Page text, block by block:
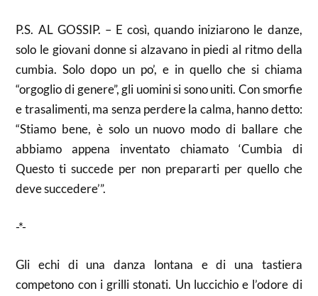
P.S. AL GOSSIP. – E così, quando iniziarono le danze,
solo le giovani donne si alzavano in piedi al ritmo della
cumbia. Solo dopo un po’, e in quello che si chiama
“orgoglio di genere”, gli uomini si sono uniti. Con smorfie
e trasalimenti, ma senza perdere la calma, hanno detto:
“Stiamo bene, è solo un nuovo modo di ballare che
abbiamo appena inventato chiamato ‘Cumbia di
Questo ti succede per non prepararti per quello che
deve succedere’”.
-*-
Gli echi di una danza lontana e di una tastiera
competono con i grilli stonati. Un luccichio e l’odore di